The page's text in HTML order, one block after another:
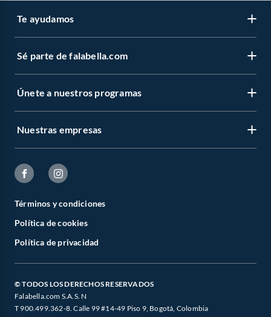
Te ayudamos
Sé parte de falabella.com
Únete a nuestros programas
Nuestras empresas
Términos y condiciones
Política de cookies
Política de privacidad
© TODOS LOS DERECHOS RESERVADOS
Falabella.com S.A.S. N
T 900.499.362-8. Calle 99 #14-49 Piso 9, Bogotá, Colombia